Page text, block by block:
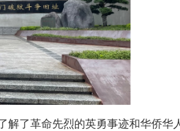
解了革命先烈的英勇事迹和华侨华